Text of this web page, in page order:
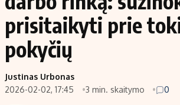
prisitaikyti prie
pokyčių
Justinas Urbonas
2026-02-02, 17:45
3 min. skaitymo 0